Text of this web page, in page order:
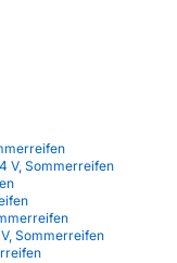
V, Sommerreifen
Sommerreifen